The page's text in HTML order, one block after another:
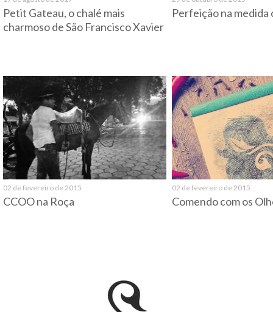
Petit Gateau, o chalé mais
charmoso de São Francisco Xavier
Perfeição na medida
02 de fevereiro de 2015
CCOO na Roça
02 de fevereiro de 2015
Comendo com os